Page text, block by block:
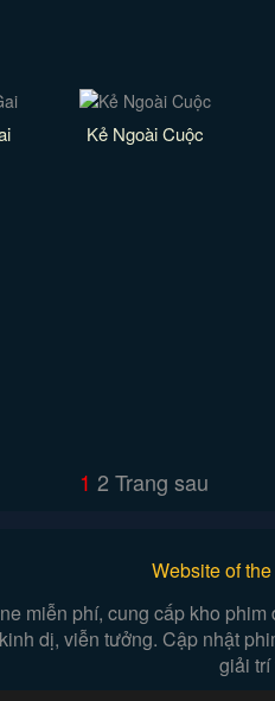
Kẻ Ngoài Cuộc
1 2 Trang sau
Website of
miễn phí, cung cấp kho
dị, viễn tưởng. Cập nhật
giải trí